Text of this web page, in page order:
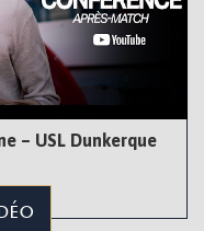
– USL Dunkerque